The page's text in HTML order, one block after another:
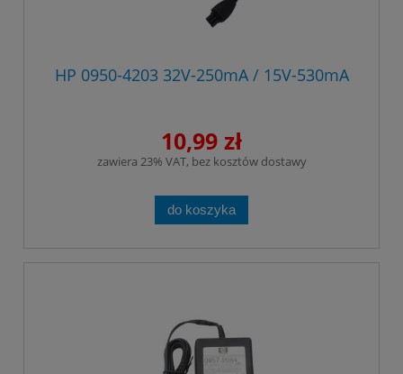
HP 0950-4203 32V-250mA / 15V-530mA
10,99 zł
zawiera 23% VAT, bez kosztów dostawy
do koszyka